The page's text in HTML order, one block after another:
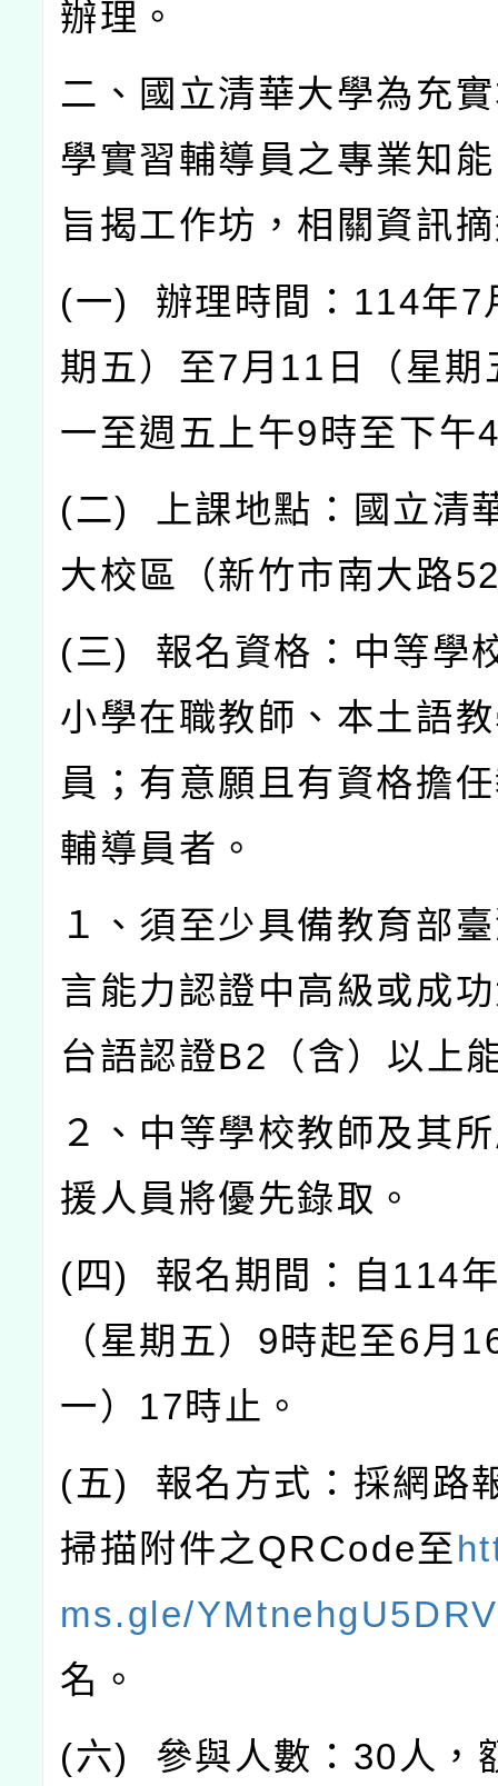
辦理。
二、國立清華大學為充
學實習輔導員之專業知
旨揭工作坊，相關資訊
(一) 辦理時間： 114年7
期五）至7月 11 日（星
一至週五上午9 時至下午
(二)
上課地點：國立清
大校區（新竹市南大路
(三) 報名資格：中等學
小學在職教師、本土語
員；有意願且有資格擔
輔導員者。
１、須至少具備教育部
言能力認證中高級或成
台語認證B2 （含）以上
２、中等學校教師及其
援人員將優先錄取。
( 四) 報名期間：自 114
（星期五） 9時起至6月
一） 17時止。
(五) 報名方式：採網路
掃描附件之 QRCode至
ms.gle/
名。
(六) 參與人數： 30 人，